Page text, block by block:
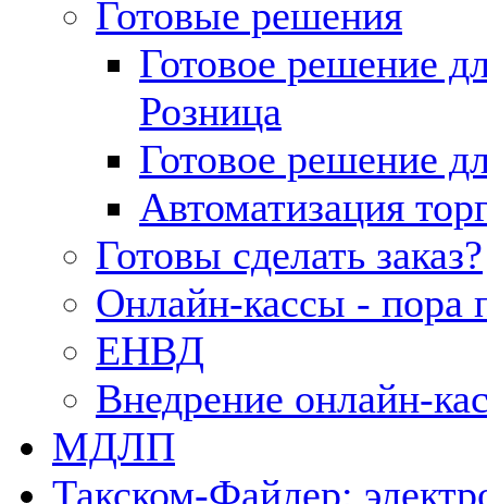
Готовые решения
Готовое решение
Розница
Готовое решение
Автоматизация
Готовы сделать заказ?
Онлайн-кассы - пора
ЕНВД
Внедрение онлайн-
МДЛП
Такском-Файлер: